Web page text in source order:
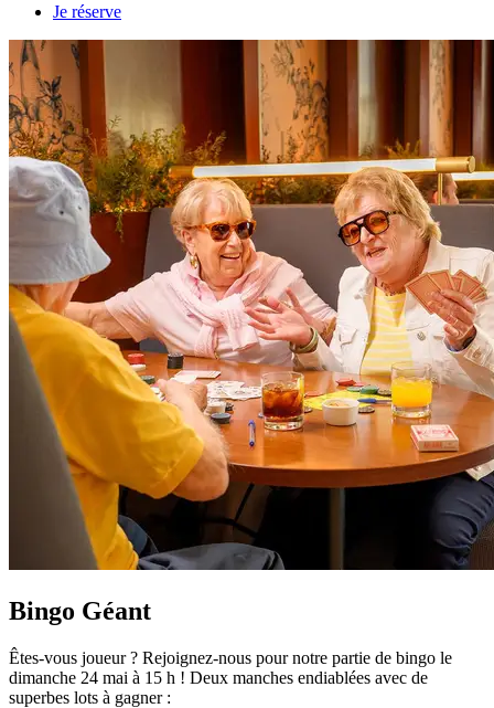
Je réserve
Bingo Géant
Êtes-vous joueur ? Rejoignez-nous pour notre partie de bingo le
dimanche 24 mai à 15 h ! Deux manches endiablées avec de
superbes lots à gagner :